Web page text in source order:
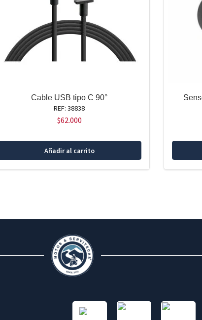
Cable USB tipo C 90°
REF: 38838
$62.000
Añadir al carrito